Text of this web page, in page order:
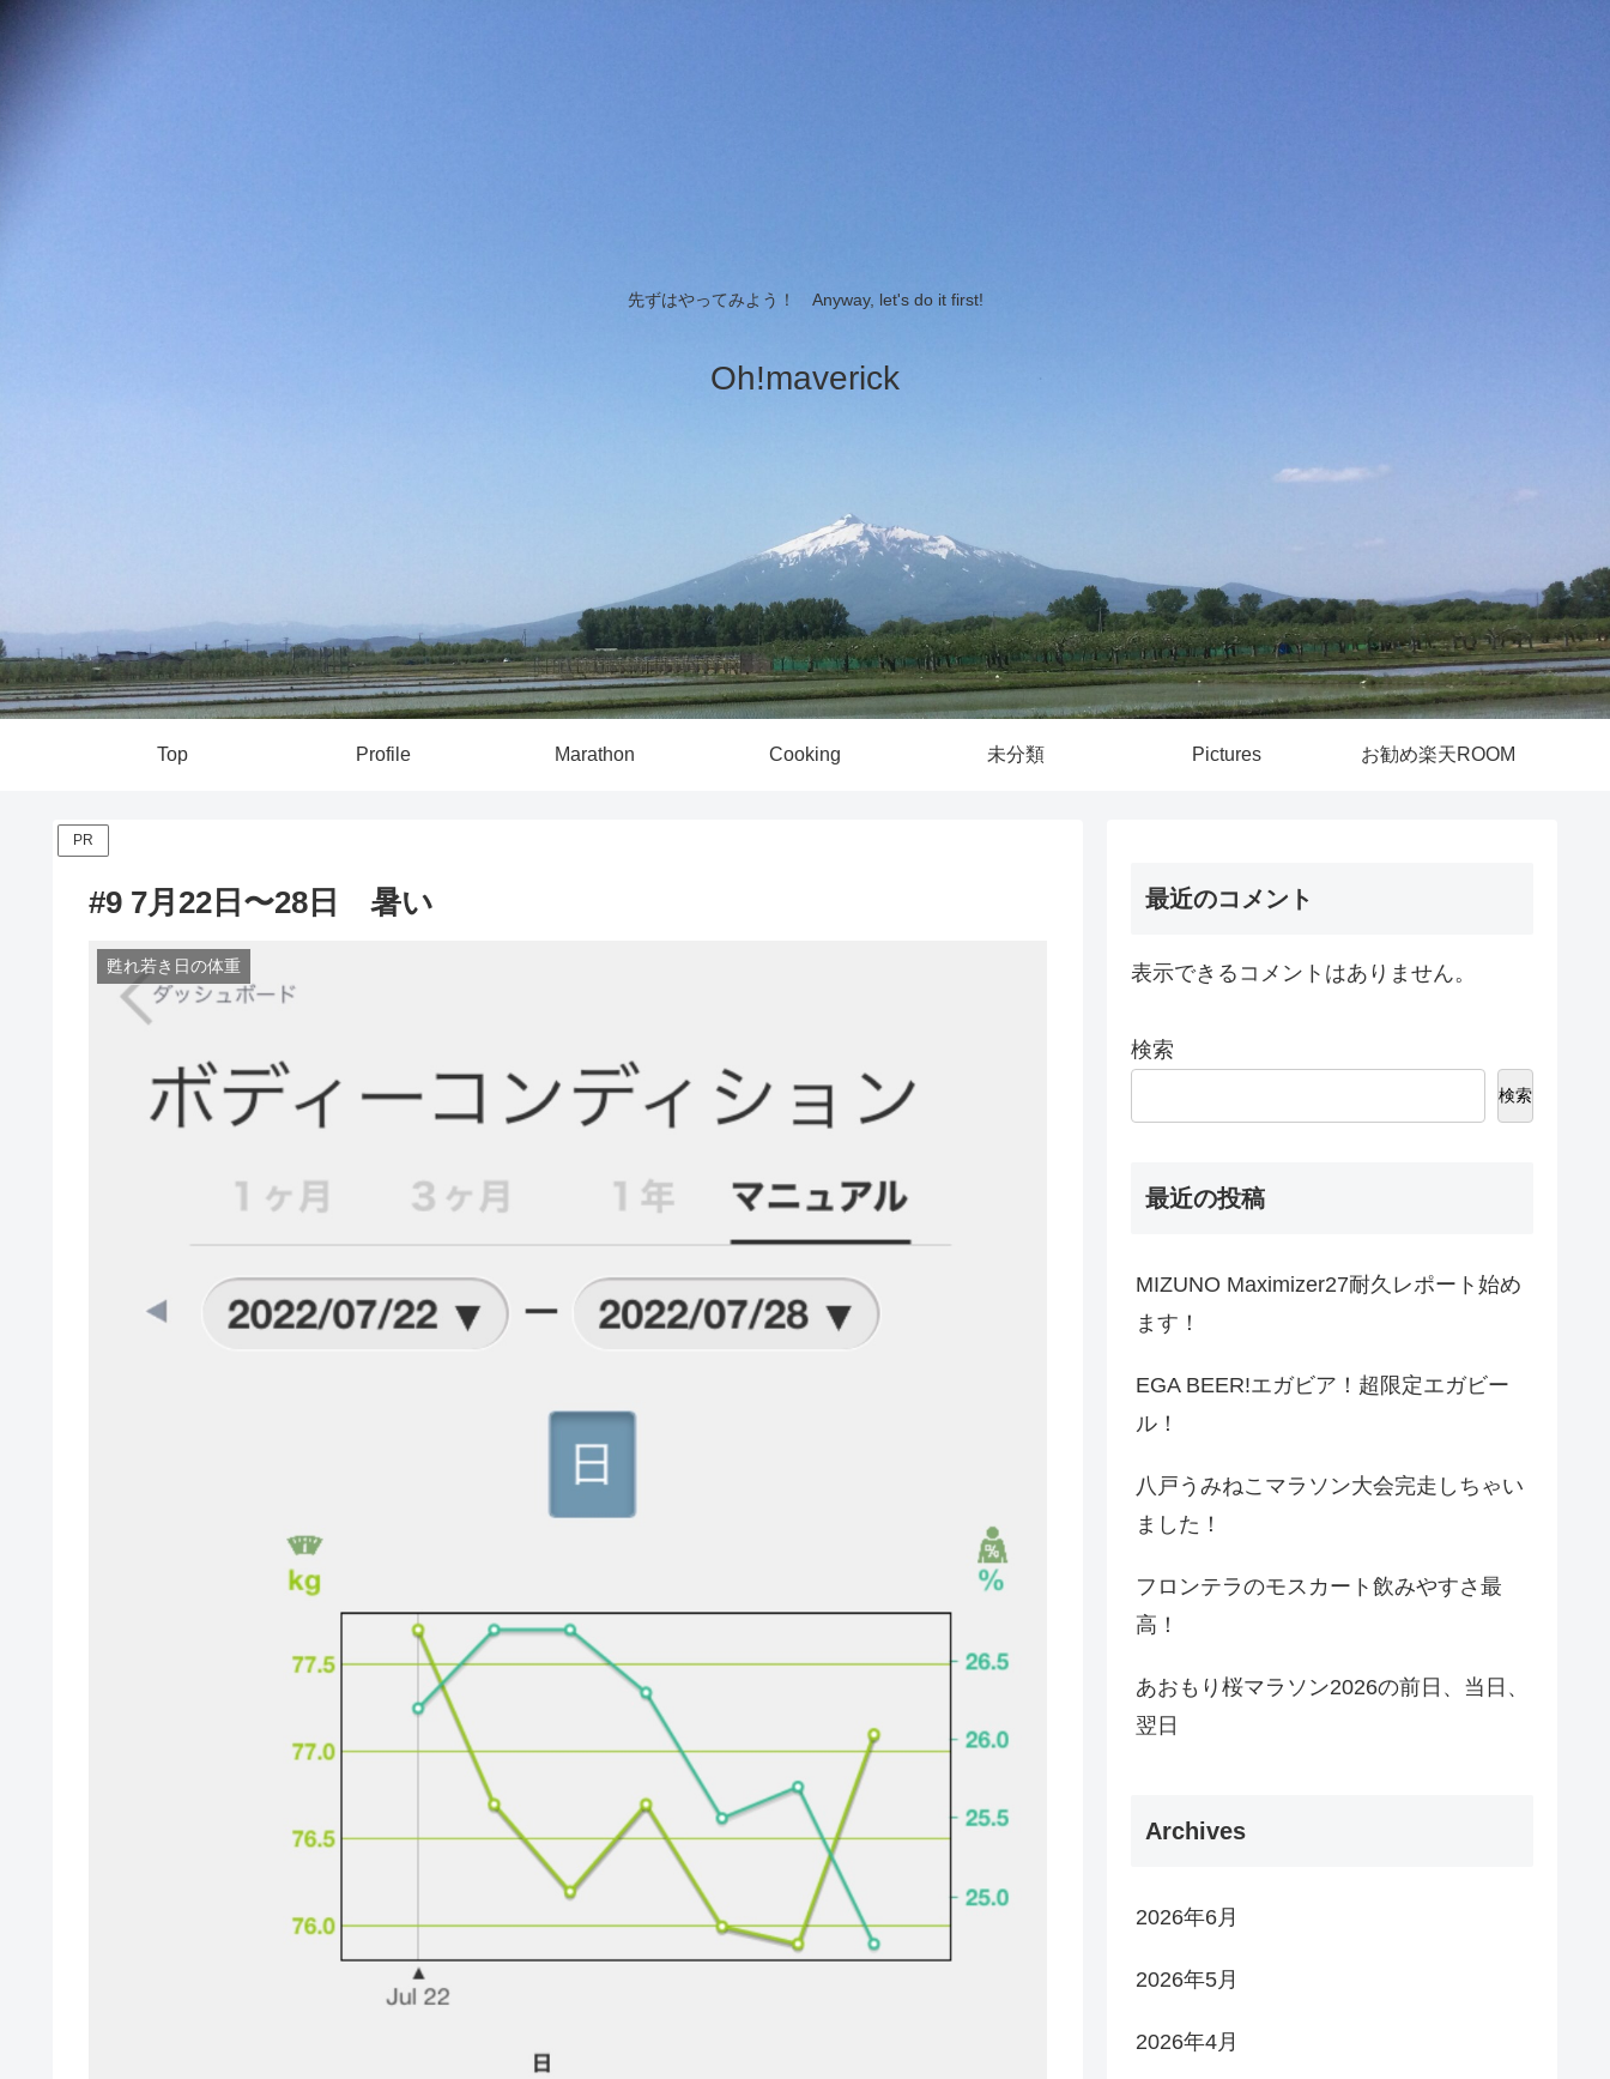
先ずはやってみよう！ Anyway, let's do it first!
Oh!maverick
Top Profile Marathon Cooking 未分類 Pictures お勧め楽天ROOM
PR
#9 7月22日〜28日 暑い
甦れ若き日の体重
最近のコメント
表示できるコメントはありません。
検索
検索
最近の投稿
MIZUNO Maximizer27耐久レポート始め
ます！
EGA BEER!エガビア！超限定エガビー
ル！
八戸うみねこマラソン大会完走しちゃい
ました！
フロンテラのモスカート飲みやすさ最
高！
あおもり桜マラソン2026の前日、当日、
翌日
Archives
2026年6月
2026年5月
2026年4月